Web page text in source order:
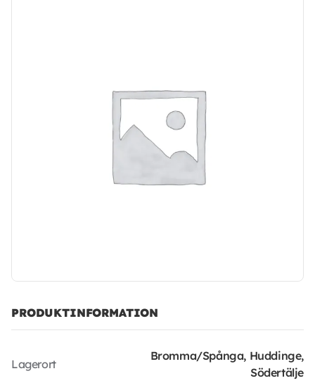
PRODUKTINFORMATION
Lagerort
Bromma/Spånga, Huddinge,
Södertälje